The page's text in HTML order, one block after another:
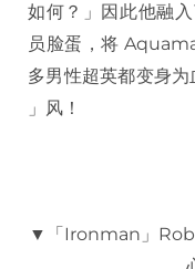
如何？」因此他融
员脸蛋，将
多男性超英都变身
」风！
▼「Ironman」